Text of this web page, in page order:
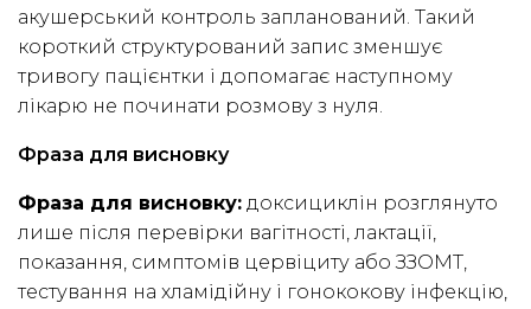
акушерський контроль запланований. Такий
короткий структурований запис зменшує
тривогу пацієнтки і допомагає наступному
лікарю не починати розмову з нуля.
Фраза для висновку
Фраза для висновку: доксициклін розглянуто
лише після перевірки вагітності, лактації,
показання, симптомів цервіциту або ЗЗОМТ,
тестування на хламідійну і гонококову інфекцію,